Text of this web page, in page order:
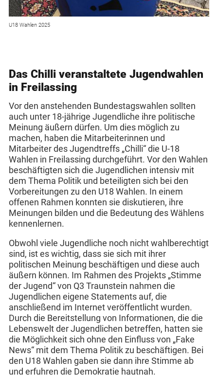
U18 Wahlen 2025
Das Chilli veranstaltete Jugendwahlen
in Freilassing
Vor den anstehenden Bundestagswahlen sollten
auch unter 18-jährige Jugendliche ihre politische
Meinung äußern dürfen. Um dies möglich zu
machen, haben die Mitarbeiterinnen und
Mitarbeiter des Jugendtreffs „Chilli“ die U-18
Wahlen in Freilassing durchgeführt. Vor den Wahlen
beschäftigten sich die Jugendlichen intensiv mit
dem Thema Politik und beteiligten sich bei den
Vorbereitungen zu den U18 Wahlen. In einem
offenen Rahmen konnten sie diskutieren, ihre
Meinungen bilden und die Bedeutung des Wählens
kennenlernen.
Obwohl viele Jugendliche noch nicht wahlberechtigt
sind, ist es wichtig, dass sie sich mit ihrer
politischen Meinung beschäftigen und diese auch
äußern können. Im Rahmen des Projekts „Stimme
der Jugend“ von Q3 Traunstein nahmen die
Jugendlichen eigene Statements auf, die
anschließend im Internet veröffentlicht wurden.
Durch die Bereitstellung von Informationen, die die
Lebenswelt der Jugendlichen betreffen, hatten sie
die Möglichkeit sich ohne den Einfluss von „Fake
News“ mit dem Thema Politik zu beschäftigen. Bei
den U18 Wahlen gaben sie dann ihre Stimme ab
und erfuhren die Demokratie hautnah.